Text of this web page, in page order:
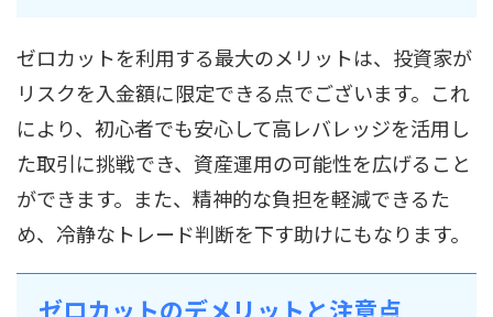
ゼロカットを利用する最大のメリットは、投資家が
リスクを入金額に限定できる点でございます。これ
により、初心者でも安心して高レバレッジを活用し
た取引に挑戦でき、資産運用の可能性を広げること
ができます。また、精神的な負担を軽減できるた
め、冷静なトレード判断を下す助けにもなります。
ゼロカットのデメリットと注意点